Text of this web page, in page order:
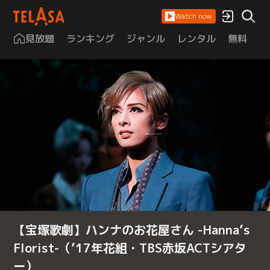
Watch now
見放題 ランキング ジャンル レンタル 無料
【宝塚歌劇】ハンナのお花屋さん -Hanna’s
Florist-（’17年花組・TBS赤坂ACTシアタ
ー）